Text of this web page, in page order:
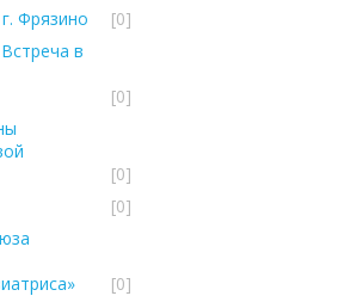
Фрязино
[0]
в
[0]
[0]
[0]
[0]